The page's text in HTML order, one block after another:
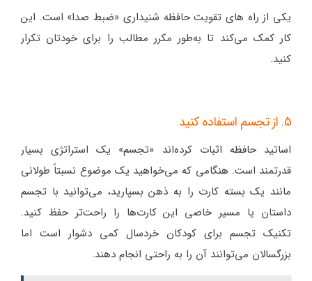
یکی از راه های تقویت حافظه شنیداری «ضبط صدا» است. این
کار کمک می‌کند تا به‌طور مکرر مطالب را برای خودتان تکرار
کنید.
5. از تجسم استفاده کنید
اساتید حافظه اثبات کرده‌اند «تجسم» یک استراتژی بسیار
قدرتمند است. هنگامی که می‌خواهید یک موضوع نسبتاً طولانی
مانند یک بسته کارت را به ذهن بسپارید، می‌توانید با تجسم
داستان یا مسیر خاصی این کارت‌ها را راحت‌تر حفظ کنید.
تکنیک تجسم برای کودکان خردسال کمی دشوار است اما
بزرگسالان می‌توانند آن را به راحتی انجام دهند.